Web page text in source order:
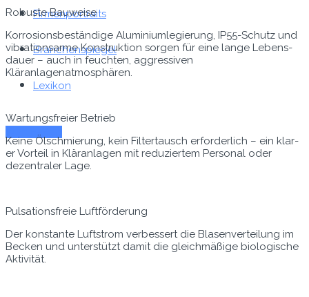
Firmenportraits
Branchenspiegel
Lexikon
Zum E-Mag
Robuste Bauweise
Kor­ro­sions­beständi­ge Alu­mini­um­legierung, IP55-Schutz und
vibra­tionsarme Kon­struk­tion sor­gen für eine lange Lebens­
dauer – auch in feucht­en, aggres­siv­en
Kläranlagenatmosphären.
Wartungs­freier Betrieb
Keine Ölschmierung, kein Fil­ter­tausch erforder­lich – ein klar­
er Vorteil in Kläran­la­gen mit reduziertem Per­son­al oder
dezen­traler Lage.
Pul­sa­tions­freie Luftförderung
Der kon­stante Luft­strom verbessert die Blasen­verteilung im
Beck­en und unter­stützt damit die gle­ich­mäßige biol­o­gis­che
Aktivität.